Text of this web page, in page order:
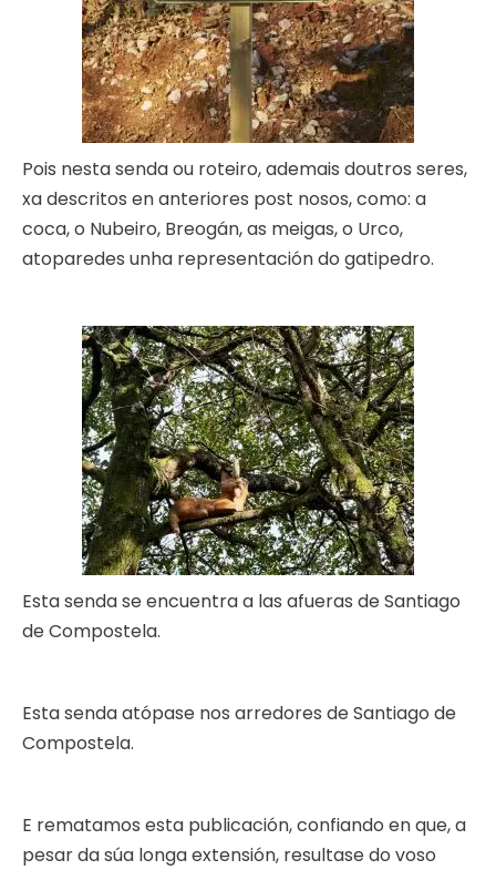
Pois nesta senda ou roteiro, ademais doutros seres,
xa descritos en anteriores post nosos, como: a
coca, o Nubeiro, Breogán, as meigas, o Urco,
atoparedes unha representación do gatipedro.
Esta senda se encuentra a las afueras de Santiago
de Compostela.
Esta senda atópase nos arredores de Santiago de
Compostela.
E rematamos esta publicación, confiando en que, a
pesar da súa longa extensión, resultase do voso